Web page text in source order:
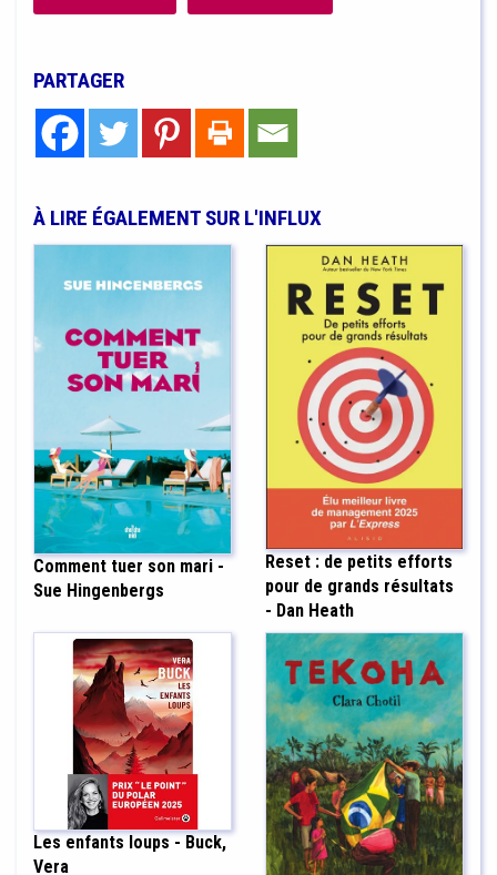
PARTAGER
À LIRE ÉGALEMENT SUR L'INFLUX
Comment tuer son mari -
Sue Hingenbergs
Reset : de petits efforts
pour de grands résultats
- Dan Heath
Les enfants loups - Buck,
Vera